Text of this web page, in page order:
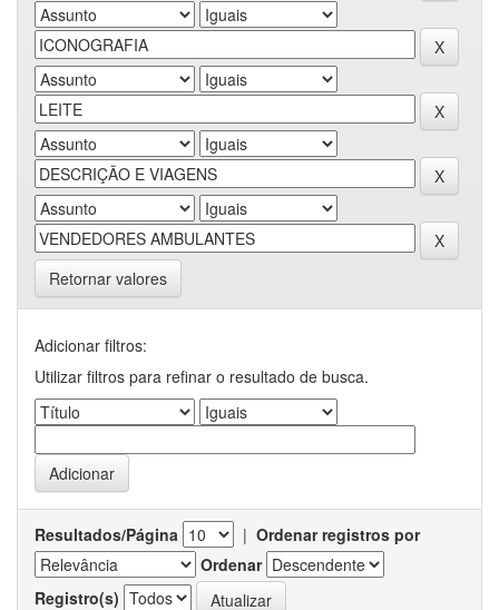
Retornar valores
Adicionar filtros:
Utilizar filtros para refinar o resultado de busca.
Resultados/Página | Ordenar registros por
Ordenar
Registro(s)